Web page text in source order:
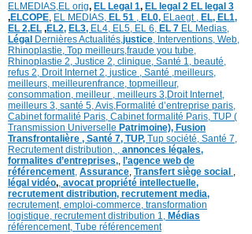
ELMEDIAS,EL orig, EL Legal 1, EL legal 2 EL legal 3
,ELCOPE, EL MEDIAS, EL 51 , EL0, ELaegt , EL, EL1,
EL 2,EL ,EL2, EL3, EL4, EL5, EL 6, EL 7 EL Medias,
Légal DernièresActualités,justice, Interventions, Web,
Rhinoplastie, Top meilleurs,fraude you tube,
Rhinoplastie 2, Justice 2, clinique, Santé 1, beauté,
refus 2, Droit Internet 2, justice , Santé ,meilleurs,
meilleurs, meilleurenfrance, topmeilleur,
consommation, meilleur , meilleurs 3,Droit Internet,
meilleurs 3, santé 5,Avis,Formalité d’entreprise paris,
Cabinet formalité Paris, Cabinet formalité Paris, TUP (
Transmission Universelle Patrimoine), Fusion
Transfrontalière , Santé 7, TUP, Tup société, Santé 7,
Recrutement distribution, , annonces légales,
formalites d’entreprises,, l’agence web de
référencement, Assurance, Transfert siège social ,
légal vidéo,, avocat propriété intellectuelle,
recrutement distribution, recrutement media,
recrutement, emploi-commerce, transformation
logistique, recrutement distribution 1, Médias
référencement, Tube référencement